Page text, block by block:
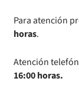
Para atención
horas.
Atención
16:00 horas.